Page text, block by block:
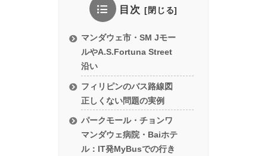
目次
マンダウェ市・SM Jモー
ルやA.S.Fortuna Street
沿い
フィリピンのバス路線図
正しくない問題の実例
パークモール・チョンワ
マンダウェ病院・Baiホテ
ル：IT発MyBusでの行き